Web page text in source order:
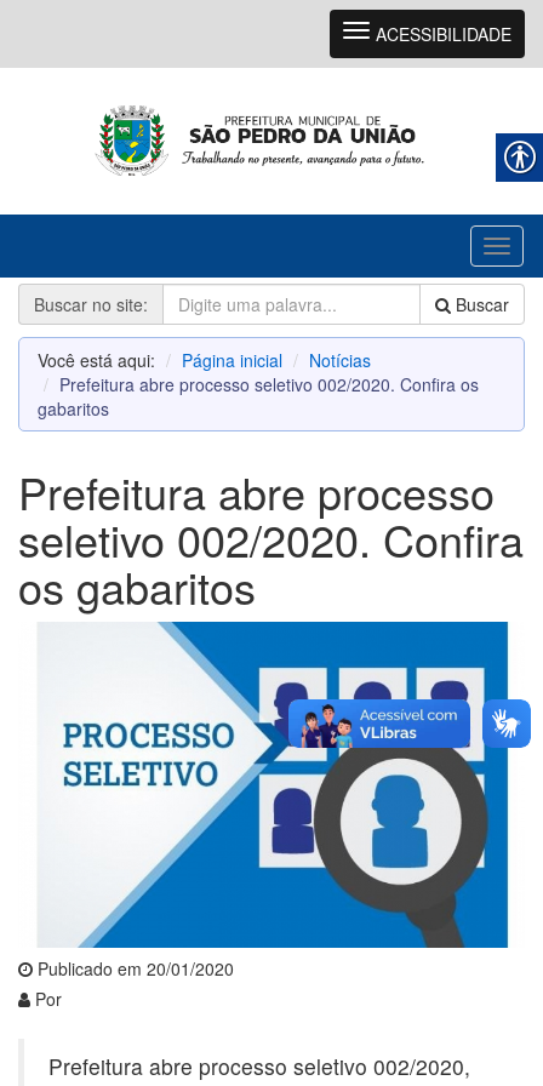
Navegação
ACESSIBILIDADE
Buscar no site:
Buscar
Você está aqui: Página inicial
Notícias
Prefeitura abre processo seletivo 002/2020. Confira os
gabaritos
Prefeitura abre processo
seletivo 002/2020. Confira
os gabaritos
Publicado em 20/01/2020
Por
Prefeitura abre processo seletivo 002/2020,